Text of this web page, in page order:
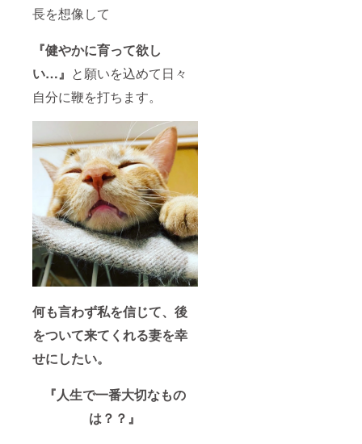
長を想像して
『健やかに育って欲し
い…』 と願いを込めて日々
自分に鞭を打ちます。
何も言わず私を信じて、後
をついて来てくれる妻を幸
せにしたい。
『人生で一番大切なもの
は？？』